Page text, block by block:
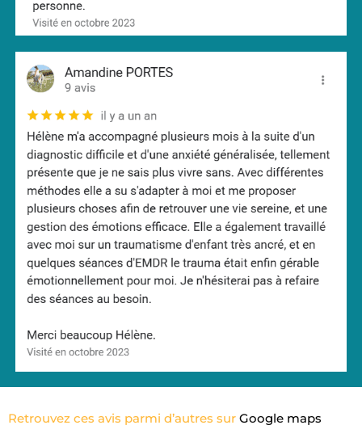
Retrouvez ces avis parmi d’autres sur Google maps